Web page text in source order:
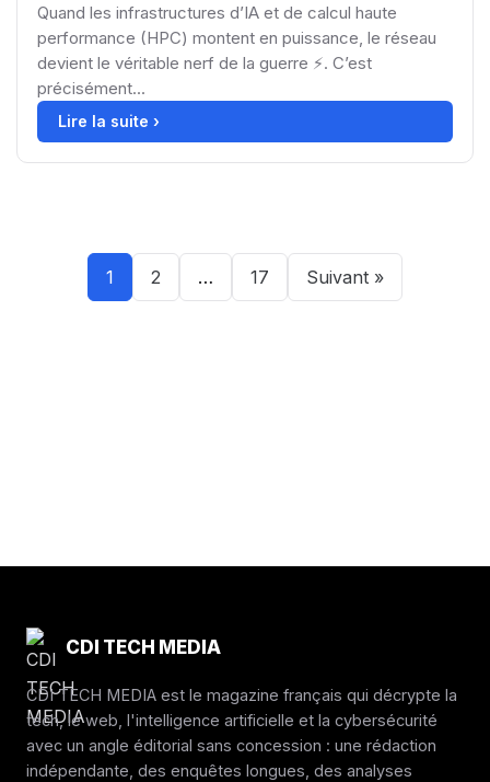
Quand les infrastructures d’IA et de calcul haute
performance (HPC) montent en puissance, le réseau
devient le véritable nerf de la guerre ⚡. C’est
précisément...
Lire la suite ›
1 2 … 17 Suivant »
CDI TECH MEDIA
CDI TECH MEDIA est le magazine français qui décrypte la
tech, le web, l'intelligence artificielle et la cybersécurité
avec un angle éditorial sans concession : une rédaction
indépendante, des enquêtes longues, des analyses